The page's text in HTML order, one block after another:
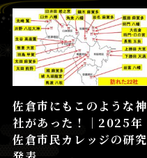
佐倉市にもこのような神
社があった！│2025年
佐倉市民カレッジの研究